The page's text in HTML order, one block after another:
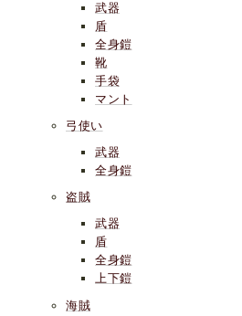
武器
盾
全身鎧
靴
手袋
マント
弓使い
武器
全身鎧
盗賊
武器
盾
全身鎧
上下鎧
海賊